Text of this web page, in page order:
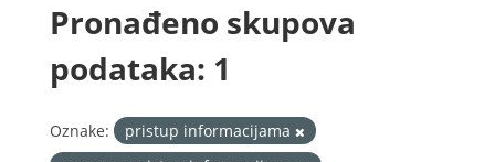
Pronađeno skupova
podataka: 1
Oznake:
pristup informacijama